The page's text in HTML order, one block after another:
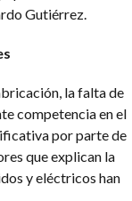
Gutiérrez.
la falta de
competencia en el
por parte de
que explican la
y eléctricos han